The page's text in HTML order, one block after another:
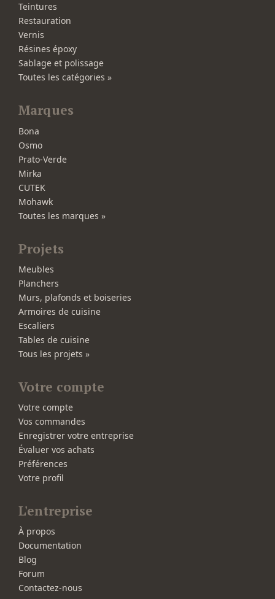
Teintures
Restauration
Vernis
Résines époxy
Sablage et polissage
Toutes les catégories »
Marques
Bona
Osmo
Prato-Verde
Mirka
CUTEK
Mohawk
Toutes les marques »
Projets
Meubles
Planchers
Murs, plafonds et boiseries
Armoires de cuisine
Escaliers
Tables de cuisine
Tous les projets »
Votre compte
Votre compte
Vos commandes
Enregistrer votre entreprise
Évaluer vos achats
Préférences
Votre profil
L'entreprise
À propos
Documentation
Blog
Forum
Contactez-nous